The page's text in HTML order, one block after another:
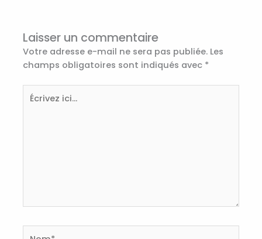
Laisser un commentaire
Votre adresse e-mail ne sera pas publiée. Les
champs obligatoires sont indiqués avec *
Écrivez
ici…